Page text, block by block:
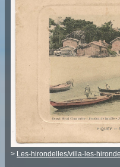
> Les-hirondelles/villa-les-